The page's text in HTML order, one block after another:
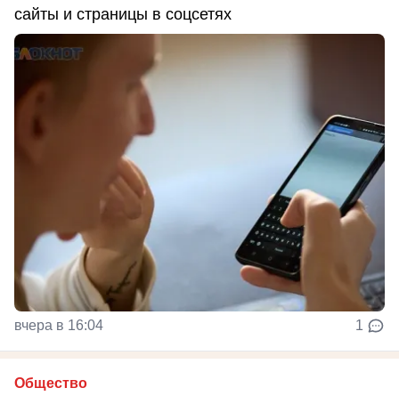
сайты и страницы в соцсетях
вчера в 16:04 1
Общество